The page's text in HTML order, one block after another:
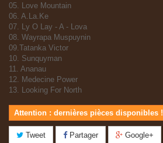
05. Love Mountain
06. A.La.Ke
07. Ly O Lay - A - Lova
08. Wayrapa Muspuynin
09.Tatanka Victor
10. Sunquyman
11. Ananau
12. Medecine Power
13. Looking For North
Attention : dernières pièces disponibles !
Tweet Partager Google+